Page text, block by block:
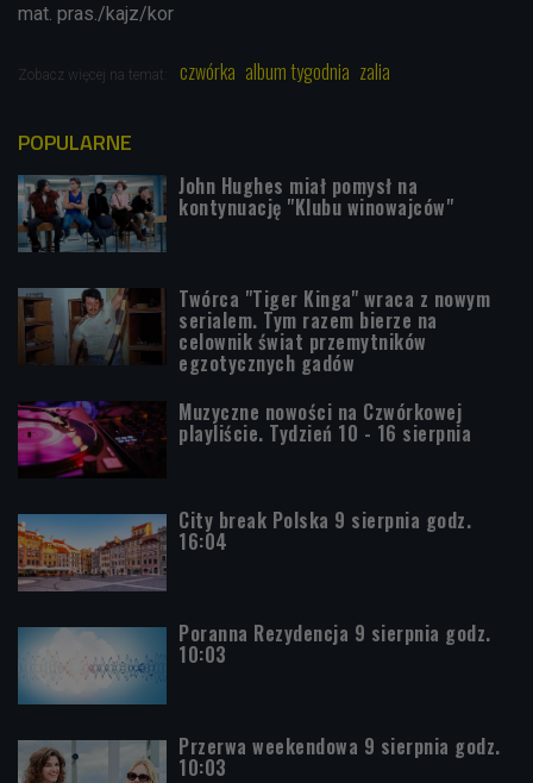
mat. pras./kajz/kor
Zobacz więcej na temat: czwórka album tygodnia zalia
POPULARNE
John Hughes miał pomysł na
kontynuację "Klubu winowajców"
Twórca "Tiger Kinga" wraca z nowym
serialem. Tym razem bierze na
celownik świat przemytników
egzotycznych gadów
Muzyczne nowości na Czwórkowej
playliście. Tydzień 10 - 16 sierpnia
City break Polska 9 sierpnia godz.
16:04
Poranna Rezydencja 9 sierpnia godz.
10:03
Przerwa weekendowa 9 sierpnia godz.
10:03